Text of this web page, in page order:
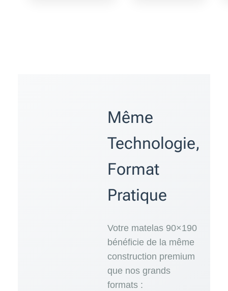
Même
Technologie,
Format
Pratique
Votre matelas 90×190
bénéficie de la même
construction premium
que nos grands
formats :